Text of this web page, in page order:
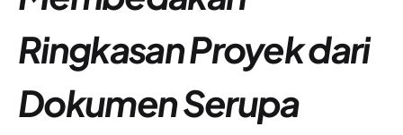
Ringkasan Proyek dari
Dokumen Serupa